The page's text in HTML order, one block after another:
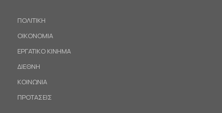
ΠΟΛΙΤΙΚΗ
ΟΙΚΟΝΟΜΙΑ
ΕΡΓΑΤΙΚΟ ΚΙΝΗΜΑ
ΔΙΕΘΝΗ
ΚΟΙΝΩΝΙΑ
ΠΡΟΤΑΣΕΙΣ